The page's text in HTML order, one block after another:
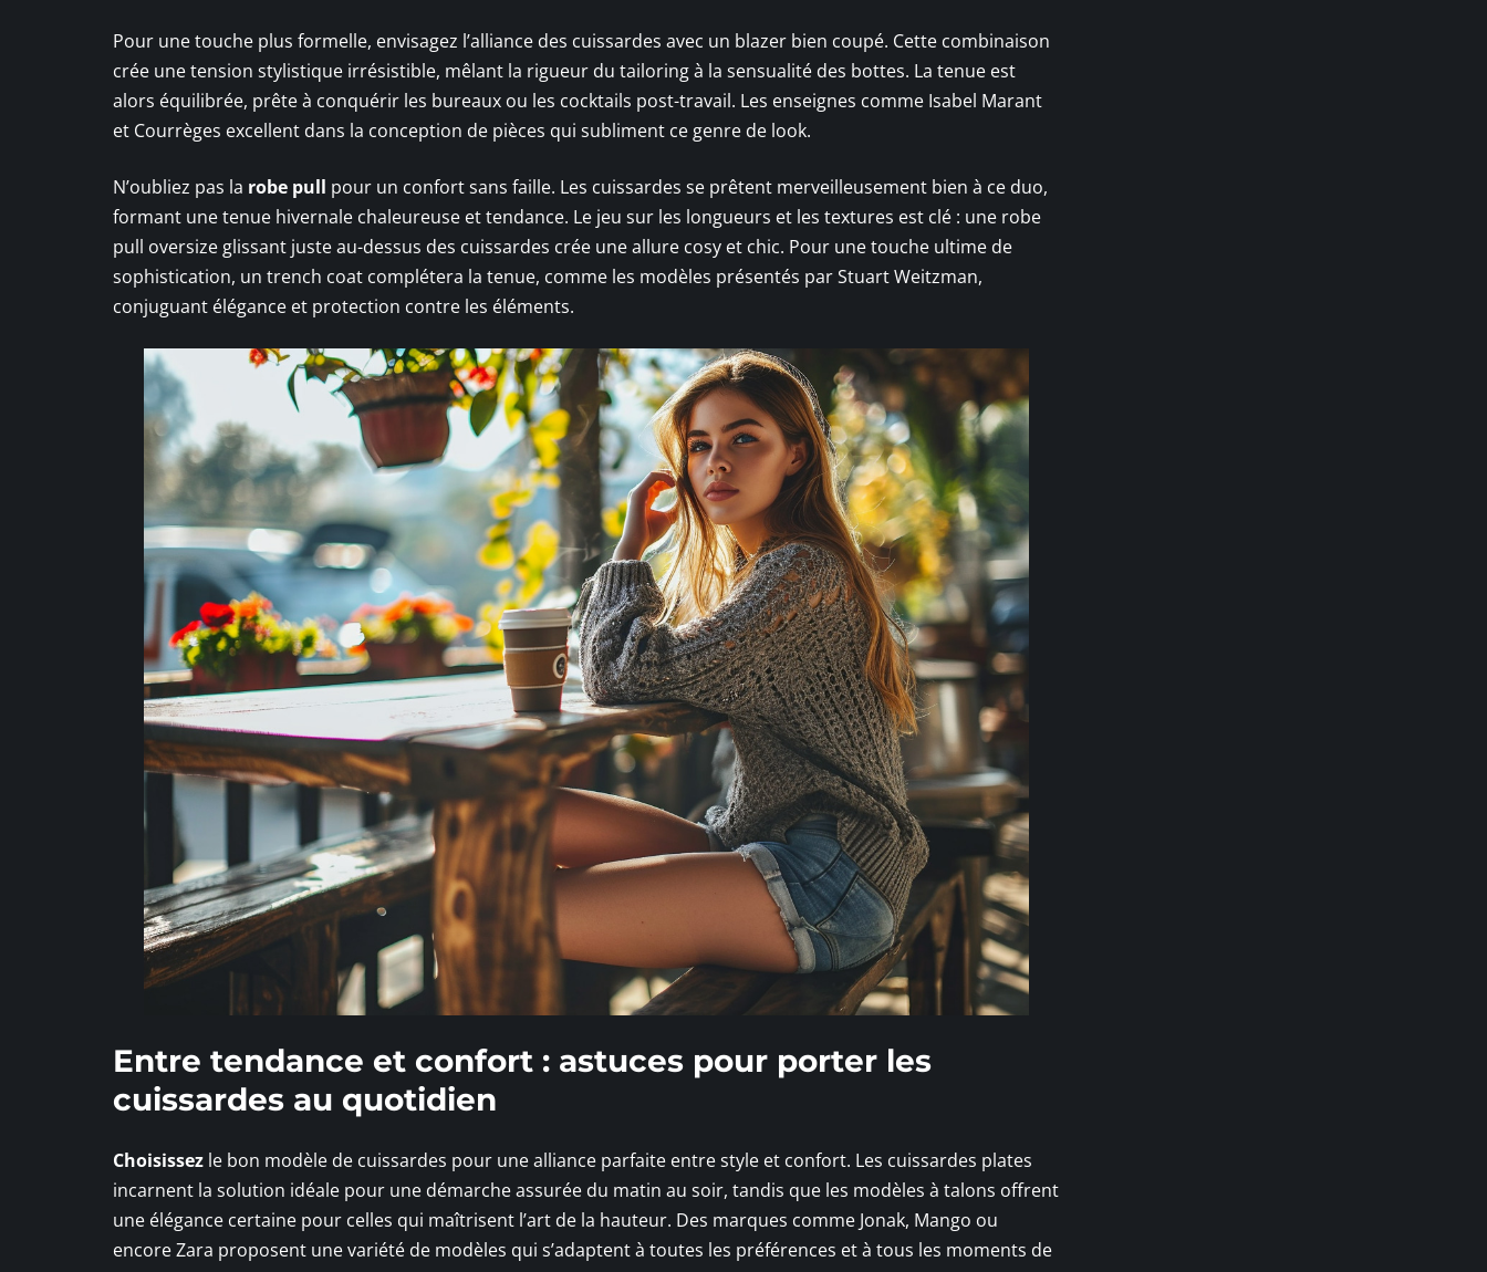
Pour une touche plus formelle, envisagez l’alliance des cuissardes avec un blazer bien coupé. Cette combinaison
crée une tension stylistique irrésistible, mêlant la rigueur du tailoring à la sensualité des bottes. La tenue est
alors équilibrée, prête à conquérir les bureaux ou les cocktails post-travail. Les enseignes comme Isabel Marant
et Courrèges excellent dans la conception de pièces qui subliment ce genre de look.
N’oubliez pas la robe pull pour un confort sans faille. Les cuissardes se prêtent merveilleusement bien à ce duo,
formant une tenue hivernale chaleureuse et tendance. Le jeu sur les longueurs et les textures est clé : une robe
pull oversize glissant juste au-dessus des cuissardes crée une allure cosy et chic. Pour une touche ultime de
sophistication, un trench coat complétera la tenue, comme les modèles présentés par Stuart Weitzman,
conjuguant élégance et protection contre les éléments.
Entre tendance et confort : astuces pour porter les
cuissardes au quotidien
Choisissez le bon modèle de cuissardes pour une alliance parfaite entre style et confort. Les cuissardes plates
incarnent la solution idéale pour une démarche assurée du matin au soir, tandis que les modèles à talons offrent
une élégance certaine pour celles qui maîtrisent l’art de la hauteur. Des marques comme Jonak, Mango ou
encore Zara proposent une variété de modèles qui s’adaptent à toutes les préférences et à tous les moments de